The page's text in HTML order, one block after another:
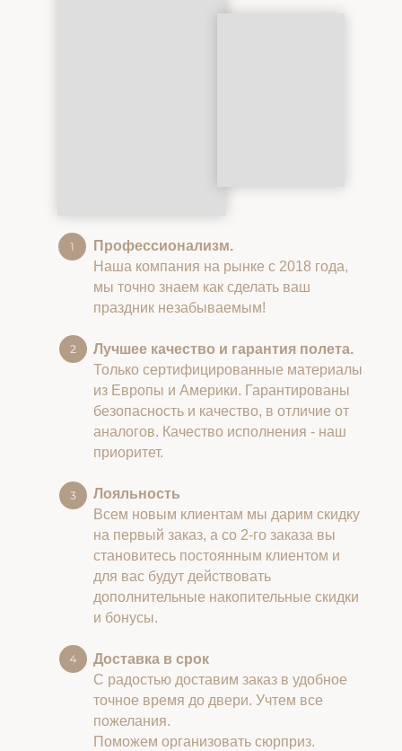
Профессионализм.
Наша компания на рынке с 2018 года,
мы точно знаем как сделать ваш
праздник незабываемым!
Лучшее качество и гарантия полета.
Только сертифицированные материалы
из Европы и Америки. Гарантированы
безопасность и качество, в отличие от
аналогов. Качество исполнения - наш
приоритет.
Лояльность
Всем новым клиентам мы дарим скидку
на первый заказ, а со 2-го заказа вы
становитесь постоянным клиентом и
для вас будут действовать
дополнительные накопительные скидки
и бонусы.
Доставка в срок
С радостью доставим заказ в удобное
точное время до двери. Учтем все
пожелания.
Поможем организовать сюрприз.